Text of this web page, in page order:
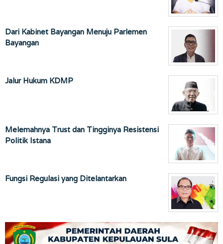
Dari Kabinet Bayangan Menuju Parlemen
Bayangan
Jalur Hukum KDMP
Melemahnya Trust dan Tingginya Resistensi
Politik Istana
Fungsi Regulasi yang Ditelantarkan